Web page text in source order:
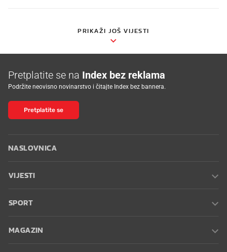
PRIKAŽI JOŠ VIJESTI
Pretplatite se na Index bez reklama
Podržite neovisno novinarstvo i čitajte Index bez bannera.
Pretplatite se
NASLOVNICA
VIJESTI
SPORT
MAGAZIN